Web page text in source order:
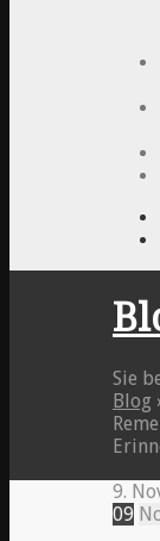
Sie
Blog
9.
09